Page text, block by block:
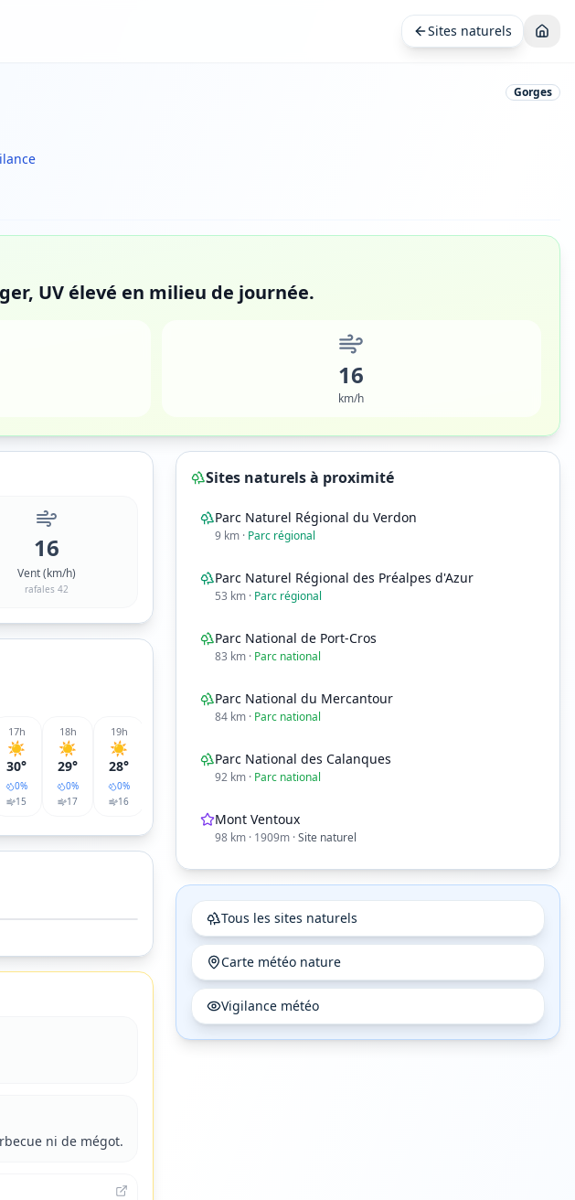
Sites naturels
Gorges
UV élevé en milieu de journée.
16
km/h
16
Vent (km/h)
rafales 42
17h
☀️
30°
0%
15
18h
☀️
29°
0%
17
19h
☀️
28°
0%
16
23°
ni de mégot.
Sites naturels à proximité
Parc Naturel Régional du Verdon
9km· Parc régional
Parc Naturel Régional des Préalpes d'Azur
53 km· Parc régional
Parc National de Port-Cros
83 km· Parc national
Parc National du Mercantour
84km· Parc national
Parc National des Calanques
92km· Parc national
Mont Ventoux
98km· 1909m·Site naturel
Tous les sites naturels
Carte météo nature
Vigilance météo